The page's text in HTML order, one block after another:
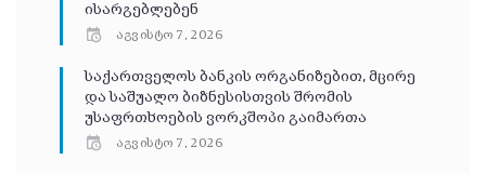
ისარგებლებენ
აგვისტო 7, 2026
საქართველოს ბანკის ორგანიზებით, მცირე
და საშუალო ბიზნესისთვის შრომის
უსაფრთხოების ვორკშოპი გაიმართა
აგვისტო 7, 2026